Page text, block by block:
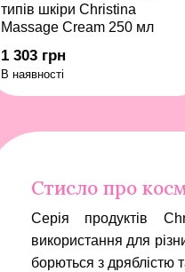
Стисло про
Серія продуктів
використання для
борються з дряблістю
типів шкіри Christina
Massage Cream 250 мл
1 303 грн
В наявності